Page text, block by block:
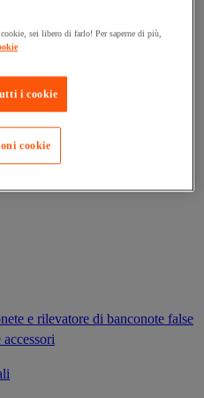
e rilevatore di banconote false
sei libero di farlo! Per saperne di più,
i cookie
cookie